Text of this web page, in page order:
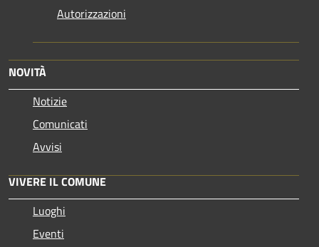
Autorizzazioni
NOVITÀ
Notizie
Comunicati
Avvisi
VIVERE IL COMUNE
Luoghi
Eventi